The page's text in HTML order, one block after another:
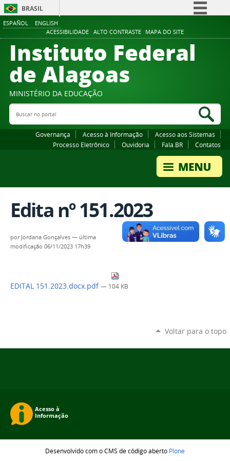
ESPAÑOL ENGLISH
ACESSIBILIDADE ALTO CONTRASTE MAPA DO SITE
BRASIL
Comunica BR
Participe
Canais
Instituto Federal
de Alagoas
MINISTÉRIO DA EDUCAÇÃO
Buscar no portal
Governança Acesso à Informação
Acesso aos Sistemas
Processo Eletrônico
Ouvidoria Fala.BR Contatos
Edita nº 151.2023
por Jordana Gonçalves — última
modificação 06/11/2023 17h39
EDITAL 151.2023.docx.pdf — 104 KB
Voltar para o topo
Desenvolvido com o CMS de código aberto Plone